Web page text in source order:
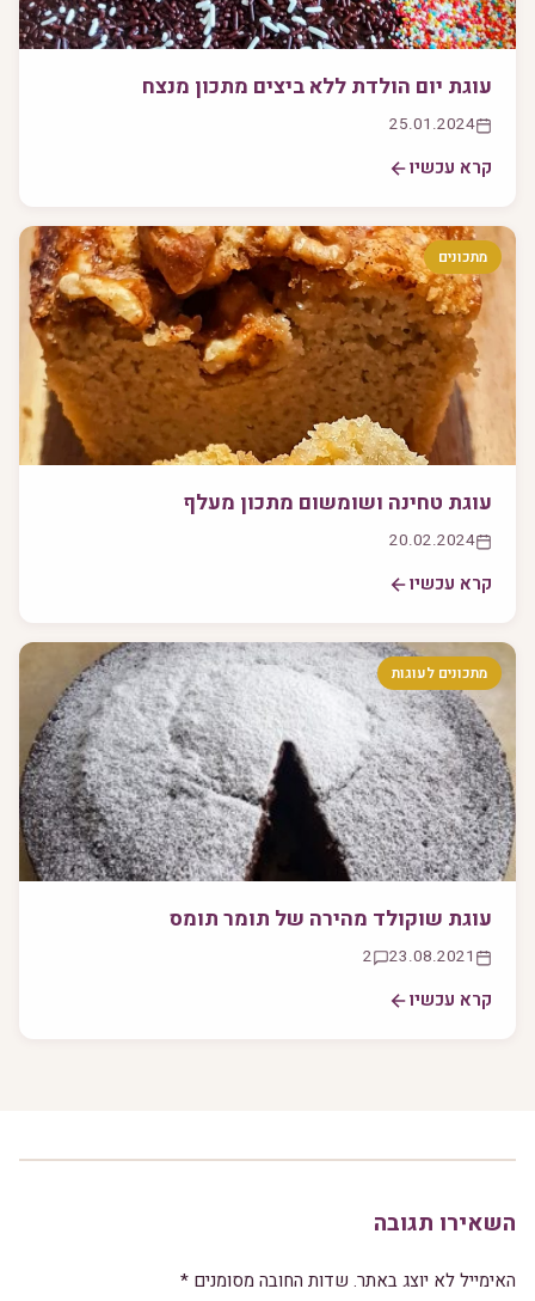
עוגת יום הולדת ללא ביצים מתכון מנצח
25.01.2024
קרא עכשיו
מתכונים
עוגת טחינה ושומשום מתכון מעלף
20.02.2024
קרא עכשיו
מתכונים לעוגות
עוגת שוקולד מהירה של תומר תומס
23.08.2021
2
קרא עכשיו
השאירו תגובה
האימייל לא יוצג באתר. שדות החובה מסומנים *